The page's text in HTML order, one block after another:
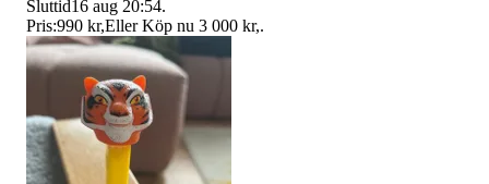
Sluttid16 aug 20:54.
Pris:990 kr,Eller Köp nu 3 000 kr,.